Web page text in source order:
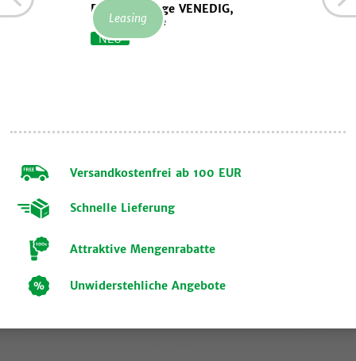
Leasing
Fußpflegeliege VENEDIG,
Vanilla White
NEU
Versandkostenfrei ab 100 EUR
Schnelle Lieferung
Attraktive Mengenrabatte
Unwiderstehliche Angebote